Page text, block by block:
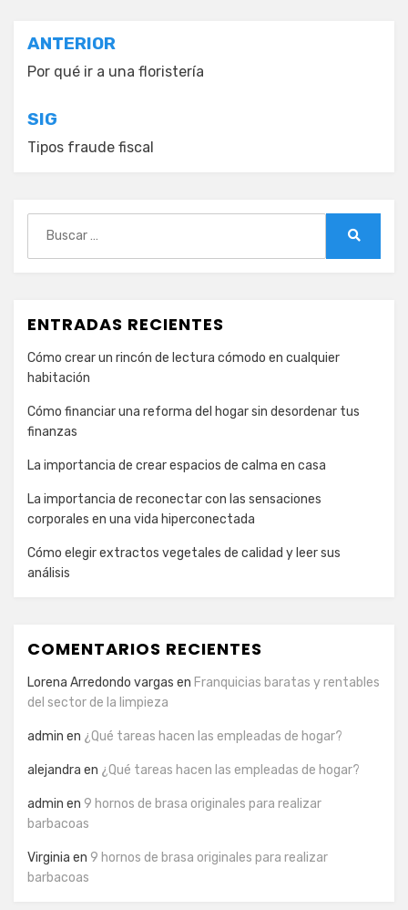
Navegación
de
entradas
ANTERIOR
Por qué ir a una floristería
SIG
Tipos fraude fiscal
ENTRADAS RECIENTES
Cómo crear un rincón de lectura cómodo en cualquier
habitación
Cómo financiar una reforma del hogar sin desordenar tus
finanzas
La importancia de crear espacios de calma en casa
La importancia de reconectar con las sensaciones
corporales en una vida hiperconectada
Cómo elegir extractos vegetales de calidad y leer sus
análisis
COMENTARIOS RECIENTES
Lorena Arredondo vargas en Franquicias baratas y rentables
del sector de la limpieza
admin en ¿Qué tareas hacen las empleadas de hogar?
alejandra en ¿Qué tareas hacen las empleadas de hogar?
admin en 9 hornos de brasa originales para realizar
barbacoas
Virginia en 9 hornos de brasa originales para realizar
barbacoas